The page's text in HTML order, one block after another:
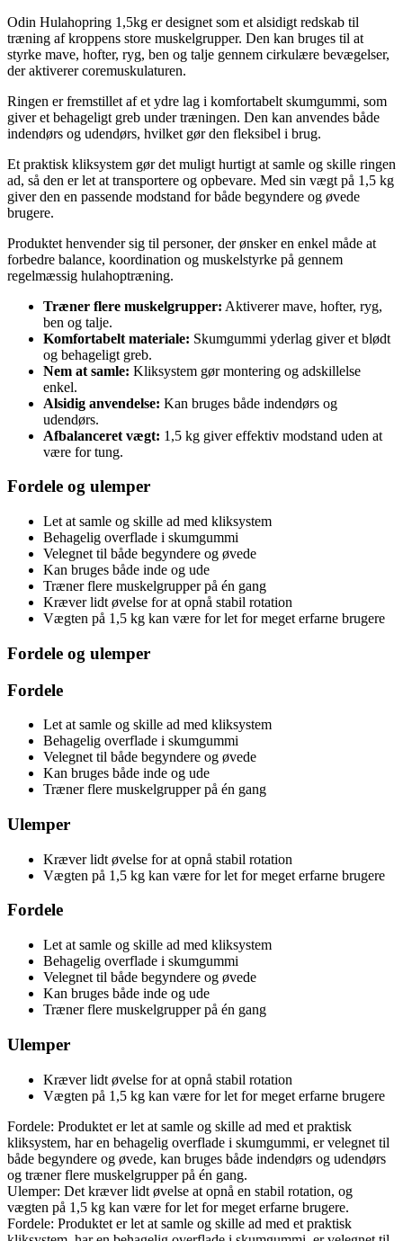
Odin Hulahopring 1,5kg er designet som et alsidigt redskab til
træning af kroppens store muskelgrupper. Den kan bruges til at
styrke mave, hofter, ryg, ben og talje gennem cirkulære bevægelser,
der aktiverer coremuskulaturen.
Ringen er fremstillet af et ydre lag i komfortabelt skumgummi, som
giver et behageligt greb under træningen. Den kan anvendes både
indendørs og udendørs, hvilket gør den fleksibel i brug.
Et praktisk kliksystem gør det muligt hurtigt at samle og skille ringen
ad, så den er let at transportere og opbevare. Med sin vægt på 1,5 kg
giver den en passende modstand for både begyndere og øvede
brugere.
Produktet henvender sig til personer, der ønsker en enkel måde at
forbedre balance, koordination og muskelstyrke på gennem
regelmæssig hulahoptræning.
Træner flere muskelgrupper: Aktiverer mave, hofter, ryg,
ben og talje.
Komfortabelt materiale: Skumgummi yderlag giver et blødt
og behageligt greb.
Nem at samle: Kliksystem gør montering og adskillelse
enkel.
Alsidig anvendelse: Kan bruges både indendørs og
udendørs.
Afbalanceret vægt: 1,5 kg giver effektiv modstand uden at
være for tung.
Fordele og ulemper
Let at samle og skille ad med kliksystem
Behagelig overflade i skumgummi
Velegnet til både begyndere og øvede
Kan bruges både inde og ude
Træner flere muskelgrupper på én gang
Kræver lidt øvelse for at opnå stabil rotation
Vægten på 1,5 kg kan være for let for meget erfarne brugere
Fordele og ulemper
Fordele
Let at samle og skille ad med kliksystem
Behagelig overflade i skumgummi
Velegnet til både begyndere og øvede
Kan bruges både inde og ude
Træner flere muskelgrupper på én gang
Ulemper
Kræver lidt øvelse for at opnå stabil rotation
Vægten på 1,5 kg kan være for let for meget erfarne brugere
Fordele
Let at samle og skille ad med kliksystem
Behagelig overflade i skumgummi
Velegnet til både begyndere og øvede
Kan bruges både inde og ude
Træner flere muskelgrupper på én gang
Ulemper
Kræver lidt øvelse for at opnå stabil rotation
Vægten på 1,5 kg kan være for let for meget erfarne brugere
Fordele: Produktet er let at samle og skille ad med et praktisk
kliksystem, har en behagelig overflade i skumgummi, er velegnet til
både begyndere og øvede, kan bruges både indendørs og udendørs
og træner flere muskelgrupper på én gang.
Ulemper: Det kræver lidt øvelse at opnå en stabil rotation, og
vægten på 1,5 kg kan være for let for meget erfarne brugere.
Fordele: Produktet er let at samle og skille ad med et praktisk